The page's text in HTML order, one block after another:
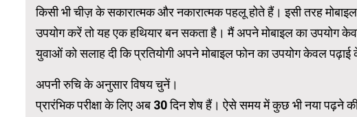
किसी भी चीज़ के सकारात्मक और नकारात्मक पहलू होते हैं। इसी तरह
उपयोग करें तो यह एक हथियार बन सकता है। मैं अपने मोबाइल का उपयोग
युवाओं को सलाह दी कि प्रतियोगी अपने मोबाइल फोन का उपयोग केवल पढ़ाई
अपनी रुचि के अनुसार विषय चुनें।
प्रारंभिक परीक्षा के लिए अब 30 दिन शेष हैं। ऐसे समय में कुछ भी नया